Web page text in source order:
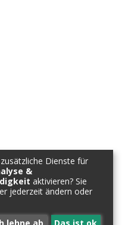
Dienste für
&
aktivieren? Sie
jederzeit ändern oder